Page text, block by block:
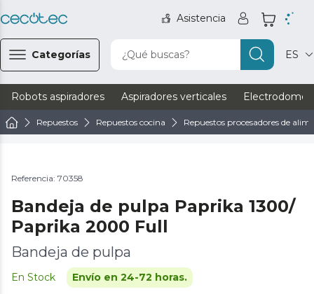
Asistencia
Categorías ¿Qué buscas? ES
Robots aspiradores Aspiradores verticales
Repuestos Repuestos cocina Repuestos procesadores de
Referencia: 70358
Bandeja de pulpa Paprika 1300/
Paprika 2000 Full
Bandeja de pulpa
En Stock Envío en 24-72 horas.